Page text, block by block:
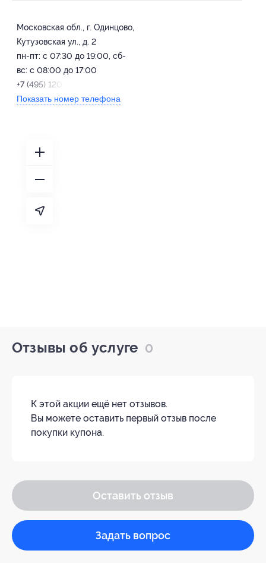
Московская обл., г. Одинцово,
Кутузовская ул., д. 2
пн-пт: с 07:30 до 19:00, сб-
вс: с 08:00 до 17:00
+7 (495) 120-08-82
Показать номер телефона
Отзывы об услуге 0
К этой акции ещё нет отзывов.
Вы можете оставить первый отзыв после
покупки купона.
Оставить отзыв
Задать вопрос